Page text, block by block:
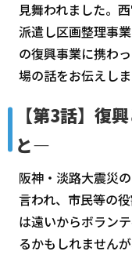
見舞われました。
派遣し区画整理事
の復興事業に携わ
場の話をお伝えしま
【第3話】復
と―
阪神・淡路大震災
言われ、市民等の
は遠いからボラン
るかもしれません